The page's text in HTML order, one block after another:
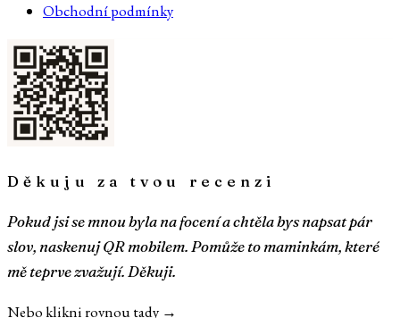
Obchodní podmínky
Děkuju za tvou recenzi
Pokud jsi se mnou byla na focení a chtěla bys napsat pár
slov, naskenuj QR mobilem. Pomůže to maminkám, které
mě teprve zvažují. Děkuji.
Nebo klikni rovnou tady →